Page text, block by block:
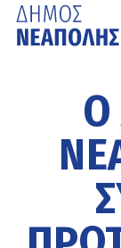
περιεχόμενο
Ο